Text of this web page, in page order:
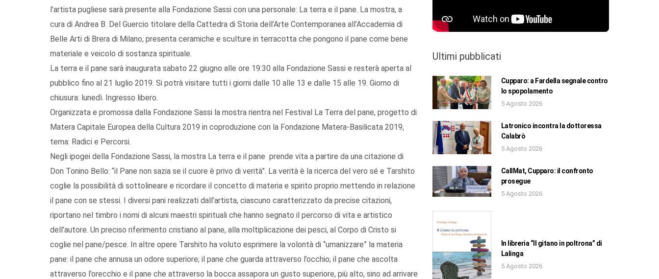
l’artista pugliese sarà presente alla Fondazione Sassi con una personale: La terra e il pane. La mostra, a
cura di Andrea B. Del Guercio titolare della Cattedra di Storia dell’Arte Contemporanea all’Accademia di
Belle Arti di Brera di Milano, presenta ceramiche e sculture in terracotta che pongono il pane come bene
materiale e veicolo di sostanza spirituale.
La terra e il pane sarà inaugurata sabato 22 giugno alle ore 19:30 alla Fondazione Sassi e resterà aperta al
pubblico fino al 21 luglio 2019. Si potrà visitare tutti i giorni dalle 10 alle 13 e dalle 15 alle 19. Giorno di
chiusura: lunedì. Ingresso libero.
Organizzata e promossa dalla Fondazione Sassi la mostra rientra nel Festival La Terra del pane, progetto di
Matera Capitale Europea della Cultura 2019 in coproduzione con la Fondazione Matera-Basilicata 2019,
tema: Radici e Percorsi.
Negli ipogei della Fondazione Sassi, la mostra La terra e il pane prende vita a partire da una citazione di
Don Tonino Bello: “il Pane non sazia se il cuore è privo di verità”. La verità è la ricerca del vero sé e Tarshito
coglie la possibilità di sottolineare e ricordare il concetto di materia e spirito proprio mettendo in relazione
il pane con se stessi. I diversi pani realizzati dall’artista, ciascuno caratterizzato da precise citazioni,
riportano nel timbro i nomi di alcuni maestri spirituali che hanno segnato il percorso di vita e artistico
dell’autore. Un preciso riferimento cristiano al pane, alla moltiplicazione dei pesci, al Corpo di Cristo si
coglie nel pane/pesce. In altre opere Tarshito ha voluto esprimere la volontà di “umanizzare” la materia
pane: il pane che annusa un odore superiore; il pane che guarda attraverso l’occhio; il pane che ascolta
attraverso l’orecchio e il pane che attraverso la bocca assapora un gusto superiore, più alto, sino ad arrivare
Ultimi pubblicati
Cupparo: a Fardella segnale contro
lo spopolamento
5 Agosto 2026
Latronico incontra la dottoressa
Calabrò
5 Agosto 2026
CallMat, Cupparo: il confronto
prosegue
5 Agosto 2026
In libreria “Il gitano in poltrona” di
Lalinga
5 Agosto 2026